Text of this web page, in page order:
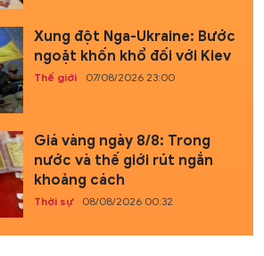
Xung đột Nga-Ukraine: Bước
ngoặt khốn khổ đối với Kiev
Thế giới 07/08/2026 23:00
Giá vàng ngày 8/8: Trong
nước và thế giới rút ngắn
khoảng cách
Thời sự 08/08/2026 00:32